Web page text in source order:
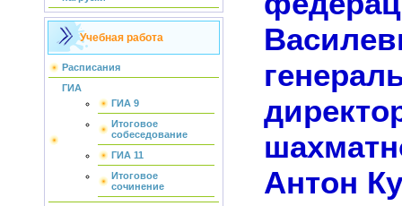
Учебная работа
Расписания
ГИА
ГИА 9
Итоговое
собеседование
ГИА 11
Итоговое
сочинение
Антон